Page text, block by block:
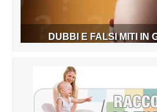
DUBBI E FALSI MITI IN